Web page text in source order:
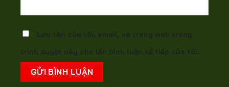
Lưu tên của tôi, email, và trang web trong
trình duyệt này cho lần bình luận kế tiếp của tôi.